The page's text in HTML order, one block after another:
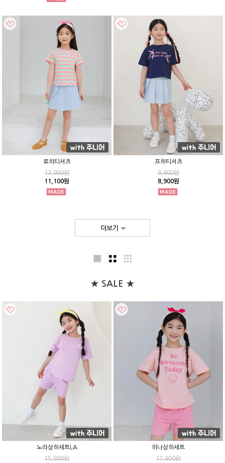
로히티셔츠
13,900원
11,100원
프하티셔츠
9,900원
8,900원
더보기
★ SALE ★
노라상하세트LA
15,900원
히나상하세트
17,900원